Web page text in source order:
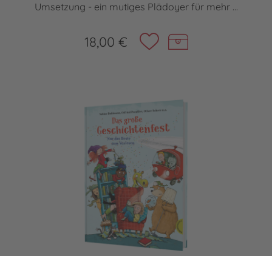
Umsetzung - ein mutiges Plädoyer für mehr ...
18,00 €